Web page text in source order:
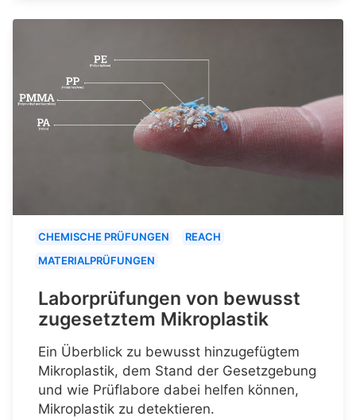
CHEMISCHE PRÜFUNGEN
REACH
MATERIALPRÜFUNGEN
Laborprüfungen von bewusst
zugesetztem Mikroplastik
Ein Überblick zu bewusst hinzugefügtem
Mikroplastik, dem Stand der Gesetzgebung
und wie Prüflabore dabei helfen können,
Mikroplastik zu detektieren.